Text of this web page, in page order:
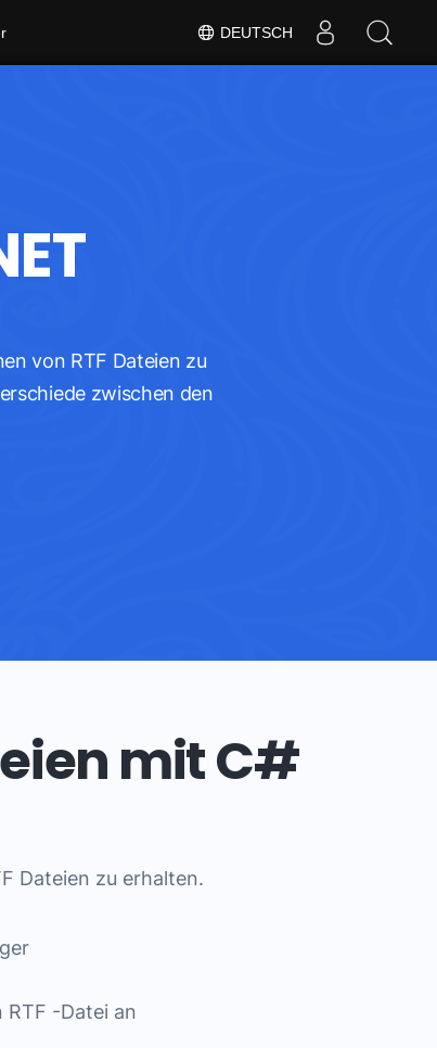
DEUTSCH
von RTF Dateien zu
zwischen den
mit C#
Dateien zu erhalten.
RTF -Datei an